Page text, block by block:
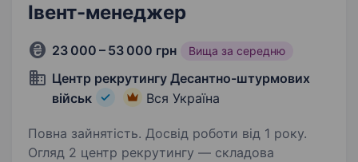
Івент-менеджер
23 000 – 53 000 грн Вища за середню
Центр рекрутингу Десантно-штурмових
військ
Вся Україна
Повна зайнятість. Досвід роботи від 1 року.
Огляд 2 центр рекрутингу — складова